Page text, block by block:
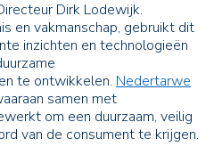
Dirk Lodewijk.
en vakmanschap, gebruikt dit
inzichten en technologieën
te ontwikkelen. Nedertarwe
samen met
om een duurzaam, veilig
van de consument te krijgen.